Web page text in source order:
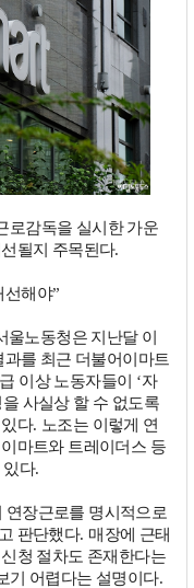
로감독을 실시한 가운
될지 주목된다.
선해야”
울노동청은 지난달 이
를 최근 더불어이마트
이상 노동자들이 ‘자
사실상 할 수 없도록
다. 노조는 이렇게 연
마트와 트레이더스 등
있다.
연장근로를 명시적으로
판단했다.매장에 근태
청 절차도 존재한다는
기 어렵다는 설명이다.